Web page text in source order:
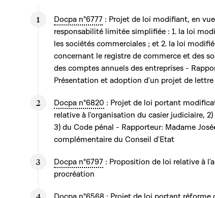
Docpa n°6777 : Projet de loi modifiant, en
responsabilité limitée simplifiée : 1. la loi
les sociétés commerciales ; et 2. la loi
concernant le registre de commerce et des
des comptes annuels des entreprises -
Présentation et adoption d'un projet de
Docpa n°6820 : Projet de loi portant
relative à l'organisation du casier judiciaire,
3) du Code pénal - Rapporteur: Madame
complémentaire du Conseil d'Etat
Docpa n°6797 : Proposition de loi relative à
procréation